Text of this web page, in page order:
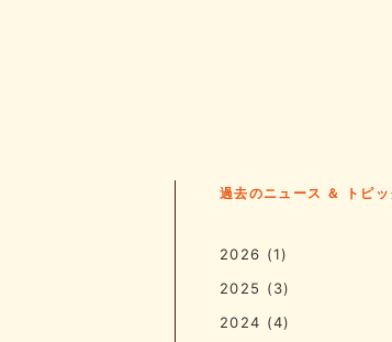
過去のニュース ＆ トピッ
2026 (1)
2025 (3)
2024 (4)